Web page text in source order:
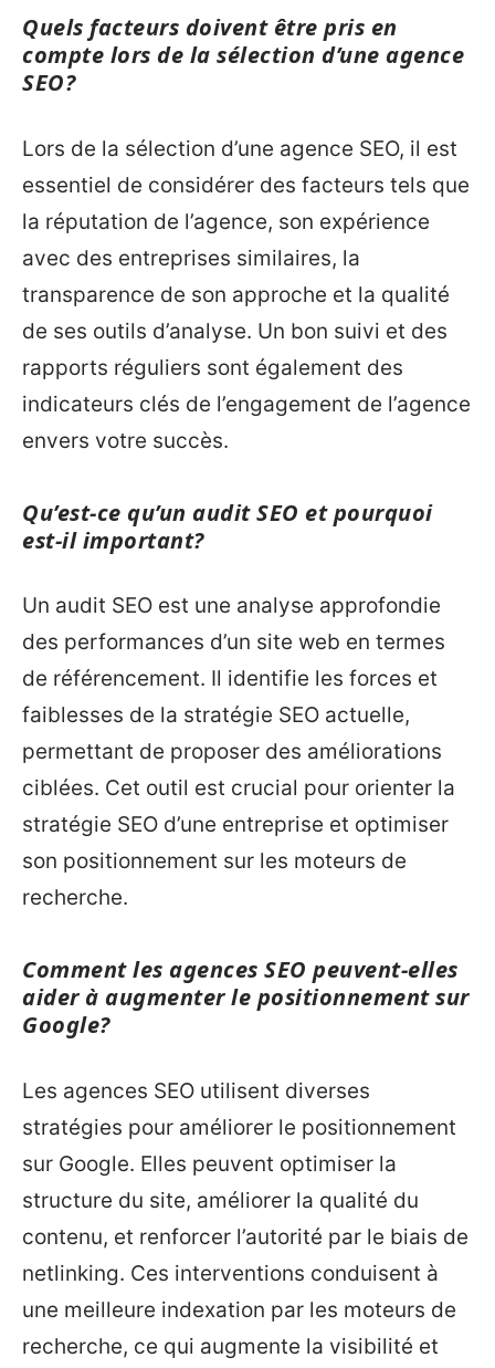
Quels facteurs doivent être pris en
compte lors de la sélection d’une agence
SEO?
Lors de la sélection d’une agence SEO, il est
essentiel de considérer des facteurs tels que
la réputation de l’agence, son expérience
avec des entreprises similaires, la
transparence de son approche et la qualité
de ses outils d’analyse. Un bon suivi et des
rapports réguliers sont également des
indicateurs clés de l’engagement de l’agence
envers votre succès.
Qu’est-ce qu’un audit SEO et pourquoi
est-il important?
Un audit SEO est une analyse approfondie
des performances d’un site web en termes
de référencement. Il identifie les forces et
faiblesses de la stratégie SEO actuelle,
permettant de proposer des améliorations
ciblées. Cet outil est crucial pour orienter la
stratégie SEO d’une entreprise et optimiser
son positionnement sur les moteurs de
recherche.
Comment les agences SEO peuvent-elles
aider à augmenter le positionnement sur
Google?
Les agences SEO utilisent diverses
stratégies pour améliorer le positionnement
sur Google. Elles peuvent optimiser la
structure du site, améliorer la qualité du
contenu, et renforcer l’autorité par le biais de
netlinking. Ces interventions conduisent à
une meilleure indexation par les moteurs de
recherche, ce qui augmente la visibilité et